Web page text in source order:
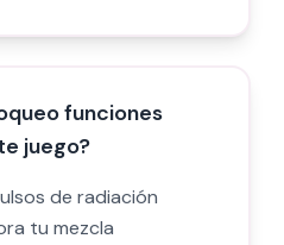
funciones
juego?
de radiación
tu mezcla